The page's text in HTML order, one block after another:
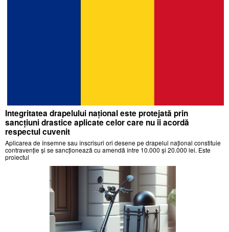
Integritatea drapelului național este protejată prin
sancțiuni drastice aplicate celor care nu îi acordă
respectul cuvenit
Aplicarea de însemne sau înscrisuri ori desene pe drapelul național constituie
contravenție și se sancționează cu amendă între 10.000 și 20.000 lei. Este
proiectul